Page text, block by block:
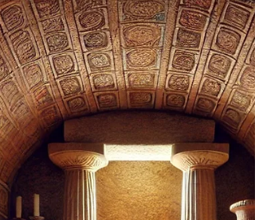
secolo d.C., Colonia Marciana Ulpia Traiana
Thamugadi era destinata a ospitare i
della leggendaria Legio III Augusta. Timgad
era una sentinella della romanizzazione, una
sfida lanciata dal genio romano al cuore
selvaggio dell'Africa.